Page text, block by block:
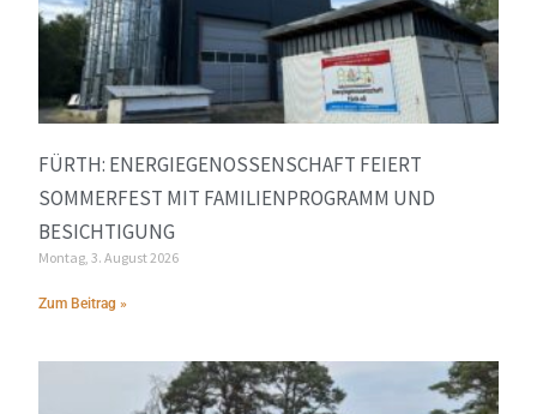
FÜRTH: ENERGIEGENOSSENSCHAFT FEIERT
SOMMERFEST MIT FAMILIENPROGRAMM UND
BESICHTIGUNG
Montag, 3. August 2026
Zum Beitrag »